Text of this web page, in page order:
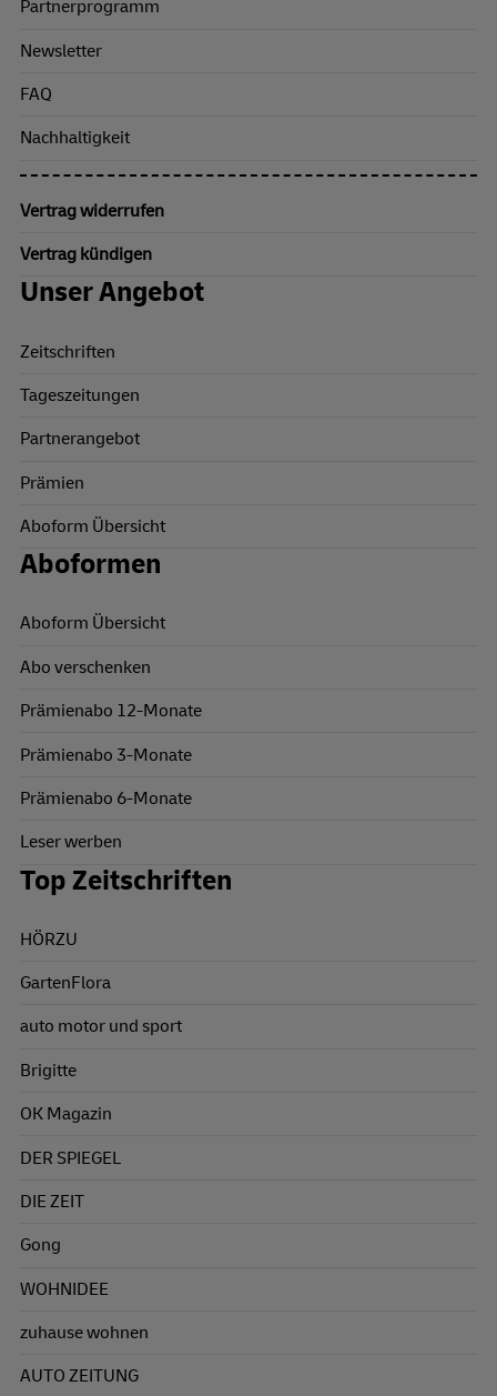
Partnerprogramm
Newsletter
FAQ
Nachhaltigkeit
Vertrag widerrufen
Vertrag kündigen
Unser Angebot
Zeitschriften
Tageszeitungen
Partnerangebot
Prämien
Aboform Übersicht
Aboformen
Aboform Übersicht
Abo verschenken
Prämienabo 12-Monate
Prämienabo 3-Monate
Prämienabo 6-Monate
Leser werben
Top Zeitschriften
HÖRZU
GartenFlora
auto motor und sport
Brigitte
OK Magazin
DER SPIEGEL
DIE ZEIT
Gong
WOHNIDEE
zuhause wohnen
AUTO ZEITUNG